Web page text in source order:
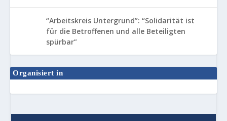
“Arbeitskreis Untergrund”: “Solidarität ist
für die Betroffenen und alle Beteiligten
spürbar”
Organisiert in